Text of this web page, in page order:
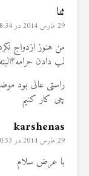
ثنا
29 مارس 2014 در 08:34
من هنوز ازدواج
لب دادن
راستی عالی بود
چی کار کنیم
karshenas
29 مارس 2014 در 10:53
با عرض سلام